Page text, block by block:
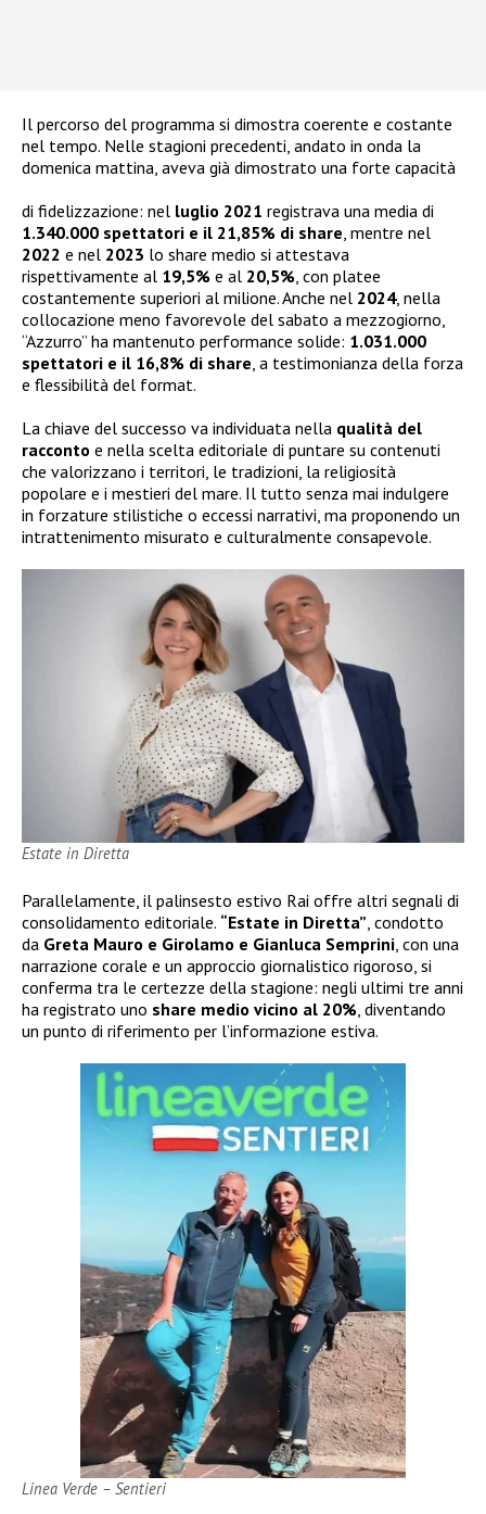
Il percorso del programma si dimostra coerente e costante
nel tempo. Nelle stagioni precedenti, andato in onda la
domenica mattina, aveva già dimostrato una forte capacità
di fidelizzazione: nel luglio 2021 registrava una media di
1.340.000 spettatori e il 21,85% di share, mentre nel
2022 e nel 2023 lo share medio si attestava
rispettivamente al 19,5% e al 20,5%, con platee
costantemente superiori al milione. Anche nel 2024, nella
collocazione meno favorevole del sabato a mezzogiorno,
“Azzurro” ha mantenuto performance solide: 1.031.000
spettatori e il 16,8% di share, a testimonianza della forza
e flessibilità del format.
La chiave del successo va individuata nella qualità del
racconto e nella scelta editoriale di puntare su contenuti
che valorizzano i territori, le tradizioni, la religiosità
popolare e i mestieri del mare. Il tutto senza mai indulgere
in forzature stilistiche o eccessi narrativi, ma proponendo un
intrattenimento misurato e culturalmente consapevole.
Estate in Diretta
Parallelamente, il palinsesto estivo Rai offre altri segnali di
consolidamento editoriale. “Estate in Diretta”, condotto
da Greta Mauro e Girolamo e Gianluca Semprini, con una
narrazione corale e un approccio giornalistico rigoroso, si
conferma tra le certezze della stagione: negli ultimi tre anni
ha registrato uno share medio vicino al 20%, diventando
un punto di riferimento per l’informazione estiva.
Linea Verde – Sentieri